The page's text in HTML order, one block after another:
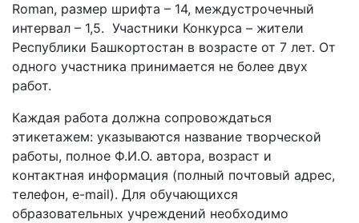
Roman, размер шрифта – 14, междустрочечный
интервал – 1,5. Участники Конкурса – жители
Республики Башкортостан в возрасте от 7 лет. От
одного участника принимается не более двух
работ.
Каждая работа должна сопровождаться
этикетажем: указываются название творческой
работы, полное Ф.И.О. автора, возраст и
контактная информация (полный почтовый адрес,
телефон, e-mail). Для обучающихся
образовательных учреждений необходимо